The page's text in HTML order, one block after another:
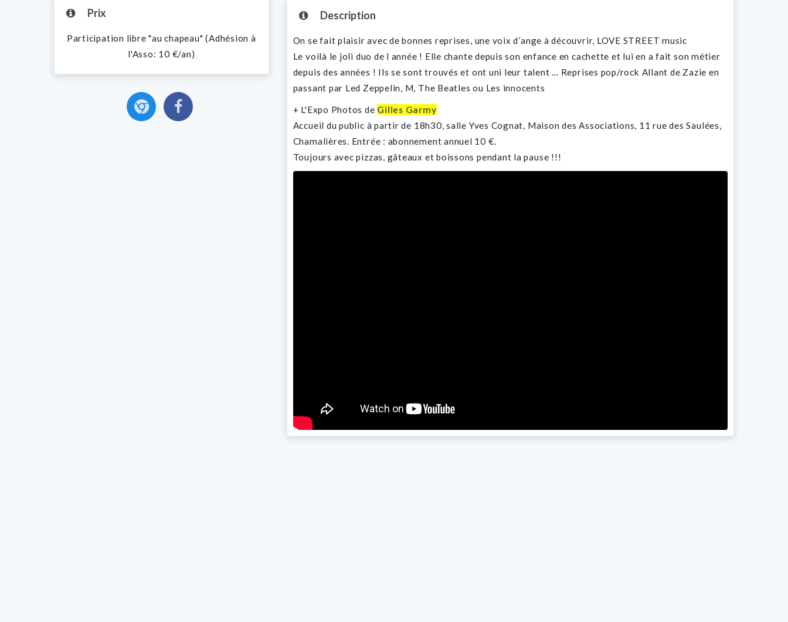
Prix
Participation libre "au chapeau" (Adhésion à
l'Asso: 10 €/an)
Description
On se fait plaisir avec de bonnes reprises, une voix d’ange à découvrir, LOVE STREET music
Le voilà le joli duo de l année ! Elle chante depuis son enfance en cachette et lui en a fait son métier
depuis des années ! Ils se sont trouvés et ont uni leur talent … Reprises pop/rock Allant de Zazie en
passant par Led Zeppelin, M, The Beatles ou Les innocents
+ L'Expo Photos de Gilles Garmy
Accueil du public à partir de 18h30, salle Yves Cognat, Maison des Associations, 11 rue des Saulées,
Chamalières. Entrée : abonnement annuel 10 €.
Toujours avec pizzas, gâteaux et boissons pendant la pause !!!